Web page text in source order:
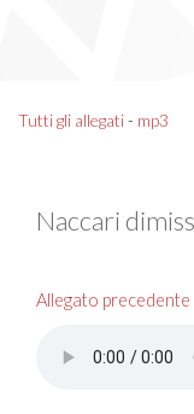
Tutti gli allegati- mp3
Naccari
Allegato precedente